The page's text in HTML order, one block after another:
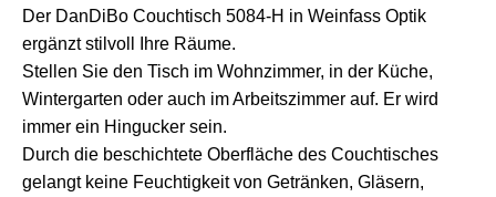
Der DanDiBo Couchtisch 5084-H in Weinfass Optik
ergänzt stilvoll Ihre Räume.
Stellen Sie den Tisch im Wohnzimmer, in der Küche,
Wintergarten oder auch im Arbeitszimmer auf. Er wird
immer ein Hingucker sein.
Durch die beschichtete Oberfläche des Couchtisches
gelangt keine Feuchtigkeit von Getränken, Gläsern,